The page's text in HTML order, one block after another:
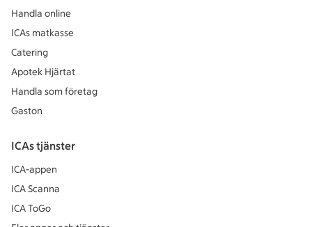
Handla online
ICAs matkasse
Catering
Apotek Hjärtat
Handla som företag
Gaston
ICAs tjänster
ICA-appen
ICA Scanna
ICA ToGo